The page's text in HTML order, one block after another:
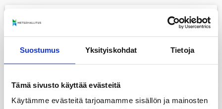
Suostumus Yksityiskohdat Tietoja
Tämä sivusto käyttää evästeitä
Käytämme evästeitä tarjoamamme sisällön ja mainosten
+